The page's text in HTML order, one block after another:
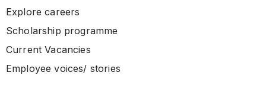
Explore careers
Scholarship programme
Current Vacancies
Employee voices/ stories